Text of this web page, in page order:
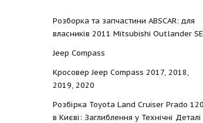
Розборка та запчастини ABSCAR: для
власників 2011 Mitsubishi Outlander SE
Jeep Compass
Кросовер Jeep Compass 2017, 2018,
2019, 2020
Розбірка Toyota Land Cruiser Prado 120
в Києві: Заглиблення у Технічні Деталі